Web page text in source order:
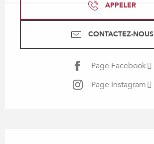
APPELER
CONTACTEZ-NOUS
Page Facebook
Page Instagram